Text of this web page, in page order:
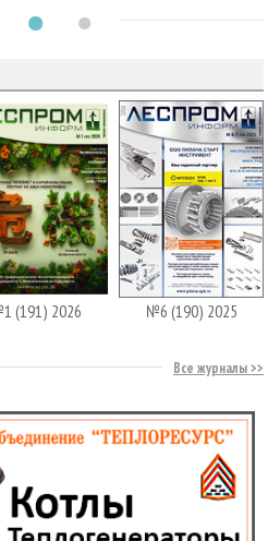
(191) 2026 №6 (190) 2025
Все журналы